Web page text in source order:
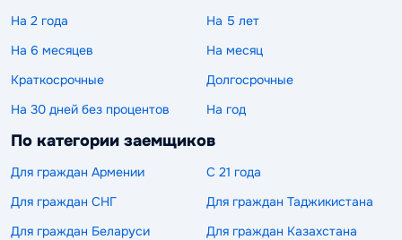
На 2 года
На 5 лет
На 6 месяцев
На месяц
Краткосрочные
Долгосрочные
На 30 дней без процентов
На год
По категории заемщиков
Для граждан Армении
С 21 года
Для граждан СНГ
Для граждан Таджикистана
Для граждан Беларуси
Для граждан Казахстана